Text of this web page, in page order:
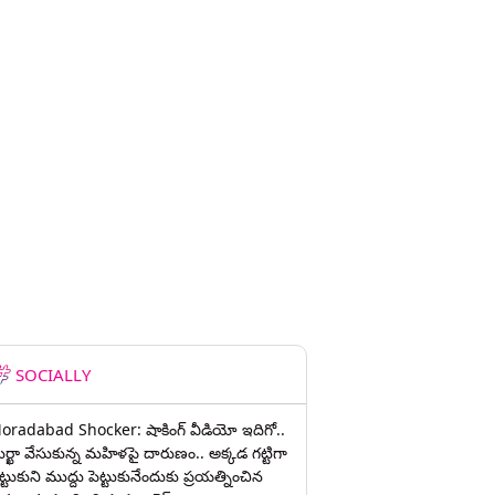
SOCIALLY
Shocker: షాకింగ్ వీడియో ఇదిగో..
వేసుకున్న మహిళపై దారుణం.. అక్కడ గట్టిగా
ముద్దు పెట్టుకునేందుకు ప్రయత్నించిన